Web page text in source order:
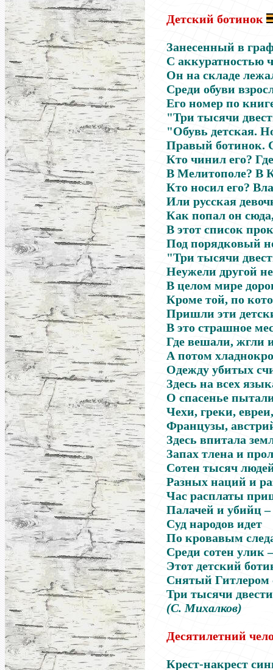
Детский ботинок
Занесенный в
С аккуратностью
Он на складе
Среди обуви
Его номер по
"Три тысячи
"Обувь детская.
Правый ботинок.
Кто чинил его?
В Мелитополе? В
Кто носил его?
Или русская
Как попал он
В этот список
Под порядковый
"Три тысячи
Неужели другой
В целом мире
Кроме той, по
Пришли эти
В это страшное
Где вешали, жгли
А потом
Одежду убитых
Здесь на всех
О спасенье
Чехи, греки, евреи,
Французы,
Здесь впитала
Запах тлена и
Сотен тысяч
Разных наций и
Час расплаты
Палачей и убийц
Суд народов идет
По кровавым
Среди сотен улик –
Этот детский
Снятый Гитлером
Три тысячи
(С. Михалков)
Десятилетний
Крест-накрест